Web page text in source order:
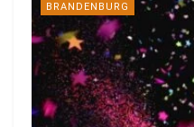
BRANDENBURG